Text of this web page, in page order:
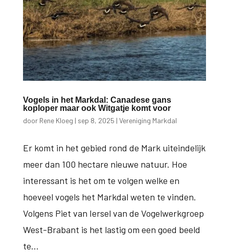
Vogels in het Markdal: Canadese gans
koploper maar ook Witgatje komt voor
door Rene Kloeg | sep 8, 2025 | Vereniging Markdal
Er komt in het gebied rond de Mark uiteindelijk
meer dan 100 hectare nieuwe natuur. Hoe
interessant is het om te volgen welke en
hoeveel vogels het Markdal weten te vinden.
Volgens Piet van Iersel van de Vogelwerkgroep
West-Brabant is het lastig om een goed beeld
te...